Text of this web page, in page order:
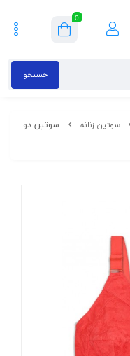
0
جستجو
سوتین زنانه
سوتین دو